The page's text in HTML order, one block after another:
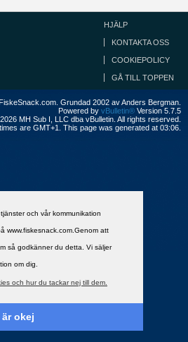
och vår kommunikation
www.fiskesnack.com.Genom att
så godkänner du detta. Vi säljer
om dig.
och hur du tackar nej till dem.
är okej
HJÄLP
KONTAKTA OSS
COOKIEPOLICY
GÅ TILL TOPPEN
Grundad 2002 av Anders Bergman.
Powered by vBulletin® Version 5.7.5
MH Sub I, LLC dba vBulletin. All rights reserved.
are GMT+1. This page was generated at 03:06.